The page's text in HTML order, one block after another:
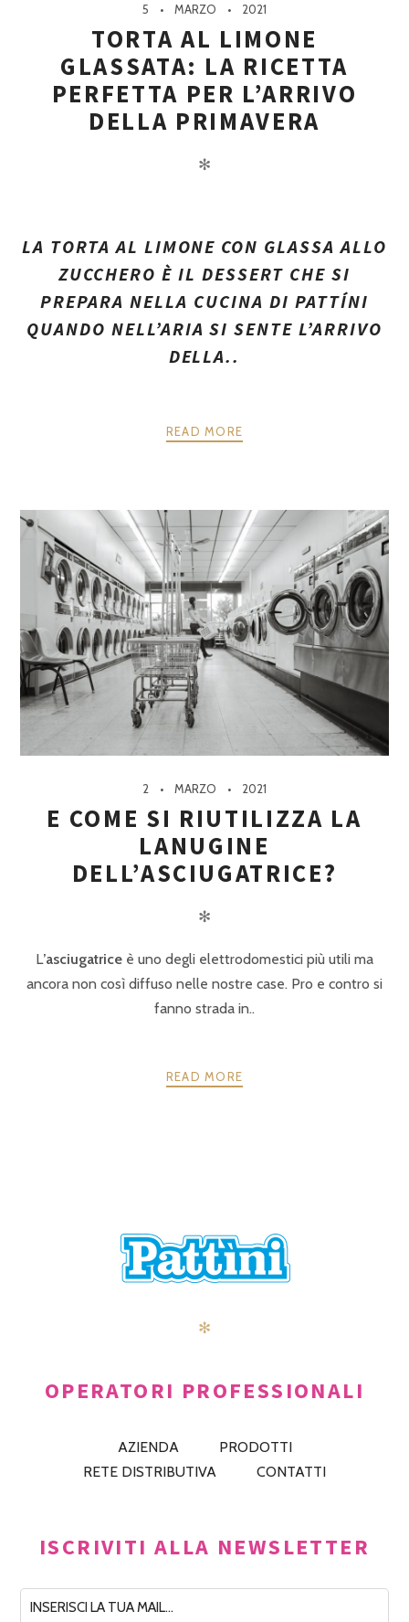
5 MARZO 2021
TORTA AL LIMONE
GLASSATA: LA RICETTA
PERFETTA PER L’ARRIVO
DELLA PRIMAVERA
✻
LA TORTA AL LIMONE CON GLASSA ALLO
ZUCCHERO È IL DESSERT CHE SI
PREPARA NELLA CUCINA DI PATTÍNI
QUANDO NELL’ARIA SI SENTE L’ARRIVO
DELLA..
READ MORE
2 MARZO 2021
E COME SI RIUTILIZZA LA
LANUGINE
DELL’ASCIUGATRICE?
✻
L’asciugatrice è uno degli elettrodomestici più utili ma
ancora non così diffuso nelle nostre case. Pro e contro si
fanno strada in..
READ MORE
✻
OPERATORI PROFESSIONALI
AZIENDA
PRODOTTI
RETE DISTRIBUTIVA
CONTATTI
ISCRIVITI ALLA NEWSLETTER